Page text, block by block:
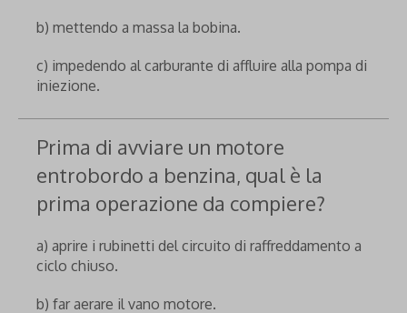
b) mettendo a massa la bobina.
c) impedendo al carburante di affluire alla pompa di
iniezione.
Prima di avviare un motore
entrobordo a benzina, qual è la
prima operazione da compiere?
a) aprire i rubinetti del circuito di raffreddamento a
ciclo chiuso.
b) far aerare il vano motore.